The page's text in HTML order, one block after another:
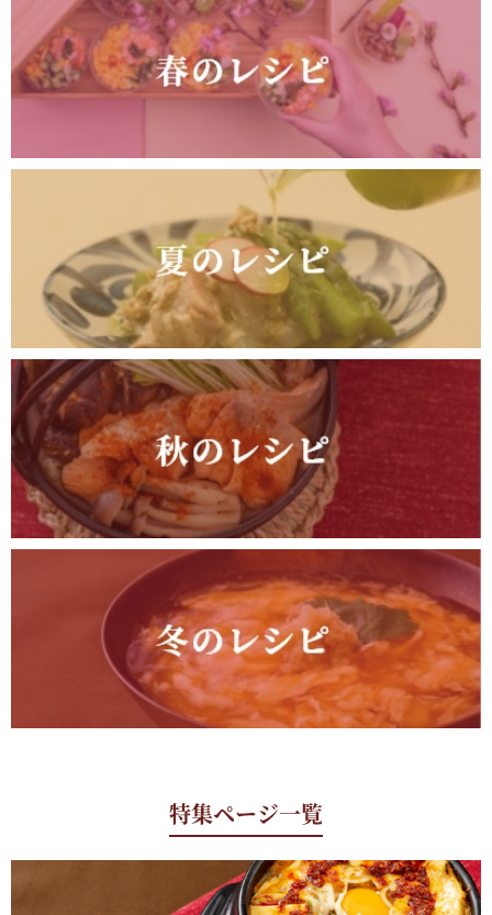
特集ページ一覧